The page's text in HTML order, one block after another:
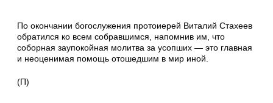
По окончании богослужения протоиерей Виталий Стахеев
обратился ко всем собравшимся, напомнив им, что
соборная заупокойная молитва за усопших — это главная
и неоценимая помощь отошедшим в мир иной.
(П)